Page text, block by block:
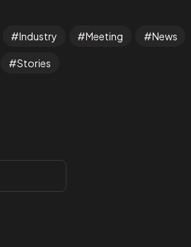
Industry Meeting News
Stories